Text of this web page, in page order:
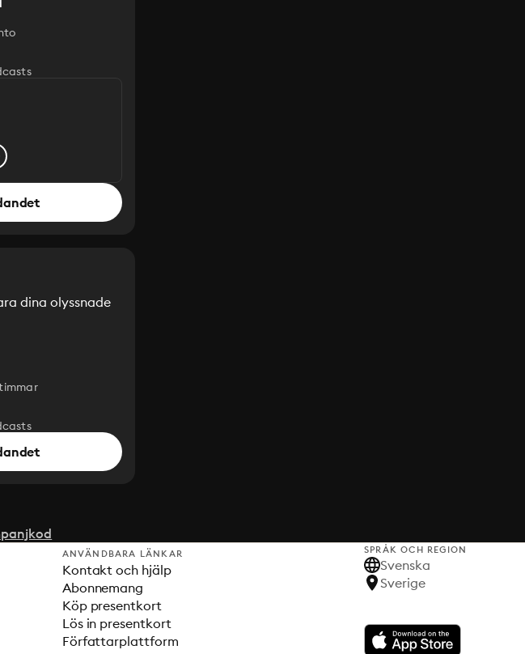
dina olyssnade
ANVÄNDBARA LÄNKAR
Kontakt och hjälp
Abonnemang
Köp presentkort
Lös in presentkort
Författarplattform
SPRÅK OCH REGION
Svenska
Sverige